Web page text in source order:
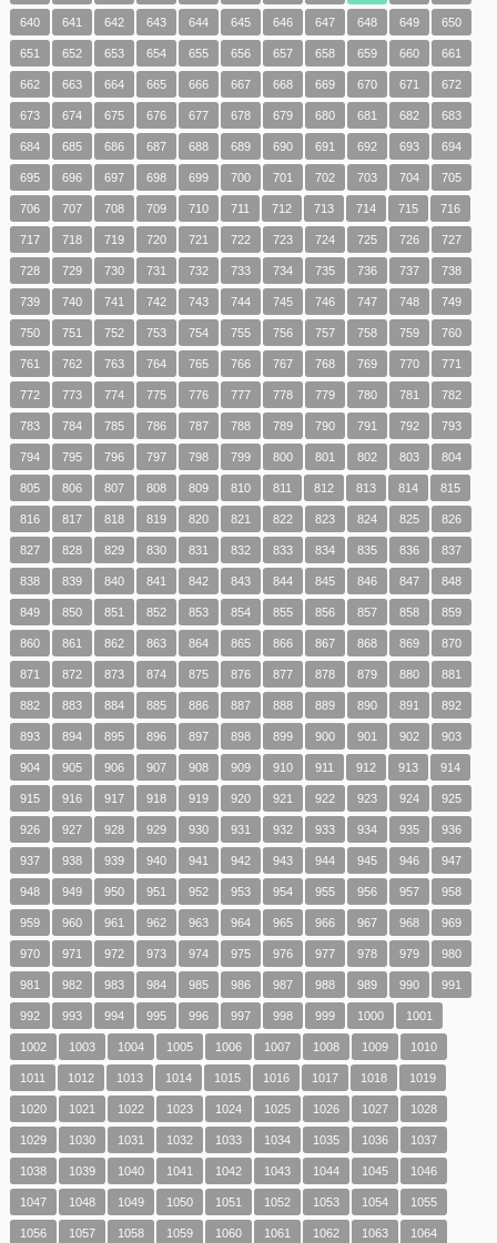
640 641 642 643 644 645 646 647 648 649 650
651 652 653 654 655 656 657 658 659 660 661
662 663 664 665 666 667 668 669 670 671 672
673 674 675 676 677 678 679 680 681 682 683
684 685 686 687 688 689 690 691 692 693 694
695 696 697 698 699 700 701 702 703 704 705
706 707 708 709 710 711 712 713 714 715 716
717 718 719 720 721 722 723 724 725 726 727
728 729 730 731 732 733 734 735 736 737 738
739 740 741 742 743 744 745 746 747 748 749
750 751 752 753 754 755 756 757 758 759 760
761 762 763 764 765 766 767 768 769 770 771
772 773 774 775 776 777 778 779 780 781 782
783 784 785 786 787 788 789 790 791 792 793
794 795 796 797 798 799 800 801 802 803 804
805 806 807 808 809 810 811 812 813 814 815
816 817 818 819 820 821 822 823 824 825 826
827 828 829 830 831 832 833 834 835 836 837
838 839 840 841 842 843 844 845 846 847 848
849 850 851 852 853 854 855 856 857 858 859
860 861 862 863 864 865 866 867 868 869 870
871 872 873 874 875 876 877 878 879 880 881
882 883 884 885 886 887 888 889 890 891 892
893 894 895 896 897 898 899 900 901 902 903
904 905 906 907 908 909 910 911 912 913 914
915 916 917 918 919 920 921 922 923 924 925
926 927 928 929 930 931 932 933 934 935 936
937 938 939 940 941 942 943 944 945 946 947
948 949 950 951 952 953 954 955 956 957 958
959 960 961 962 963 964 965 966 967 968 969
970 971 972 973 974 975 976 977 978 979 980
981 982 983 984 985 986 987 988 989 990 991
992 993 994 995 996 997 998 999 1000 1001
1002 1003 1004 1005 1006 1007 1008 1009 1010
1011 1012 1013 1014 1015 1016 1017 1018 1019
1020 1021 1022 1023 1024 1025 1026 1027 1028
1029 1030 1031 1032 1033 1034 1035 1036 1037
1038 1039 1040 1041 1042 1043 1044 1045 1046
1047 1048 1049 1050 1051 1052 1053 1054 1055
1056 1057 1058 1059 1060 1061 1062 1063 1064